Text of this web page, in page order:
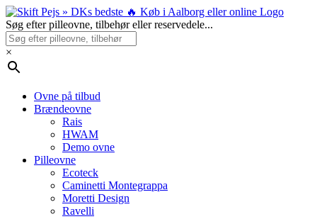
Skip
to
content
Søg efter pilleovne, tilbehør eller reservedele...
×
Ovne på tilbud
Brændeovne
Rais
HWAM
Demo ovne
Pilleovne
Ecoteck
Caminetti Montegrappa
Moretti Design
Ravelli